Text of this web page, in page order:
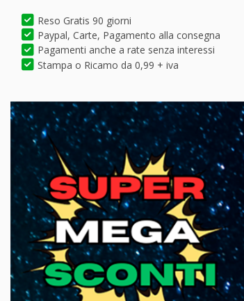
Reso Gratis 90 giorni
Paypal, Carte, Pagamento alla consegna
Pagamenti anche a rate senza interessi
Stampa o Ricamo da 0,99 + iva